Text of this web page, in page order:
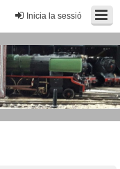
Inicia la sessió